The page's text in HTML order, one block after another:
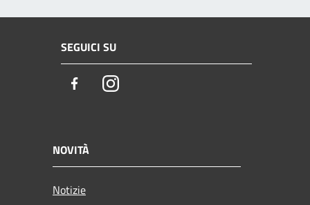
SEGUICI SU
FacebookInstagram
NOVITÀ
Notizie